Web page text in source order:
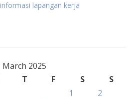
informasi lapangan kerja
March 2025
T F S
S
1
2